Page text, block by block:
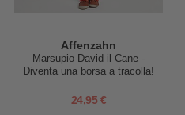
Affenzahn
Marsupio David il Cane -
Diventa una borsa a tracolla!
24,95 €